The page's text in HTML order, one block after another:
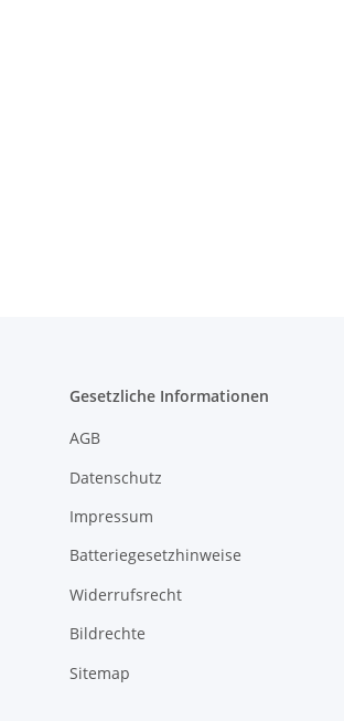
Gesetzliche Informationen
AGB
Datenschutz
Impressum
Batteriegesetzhinweise
Widerrufsrecht
Bildrechte
Sitemap